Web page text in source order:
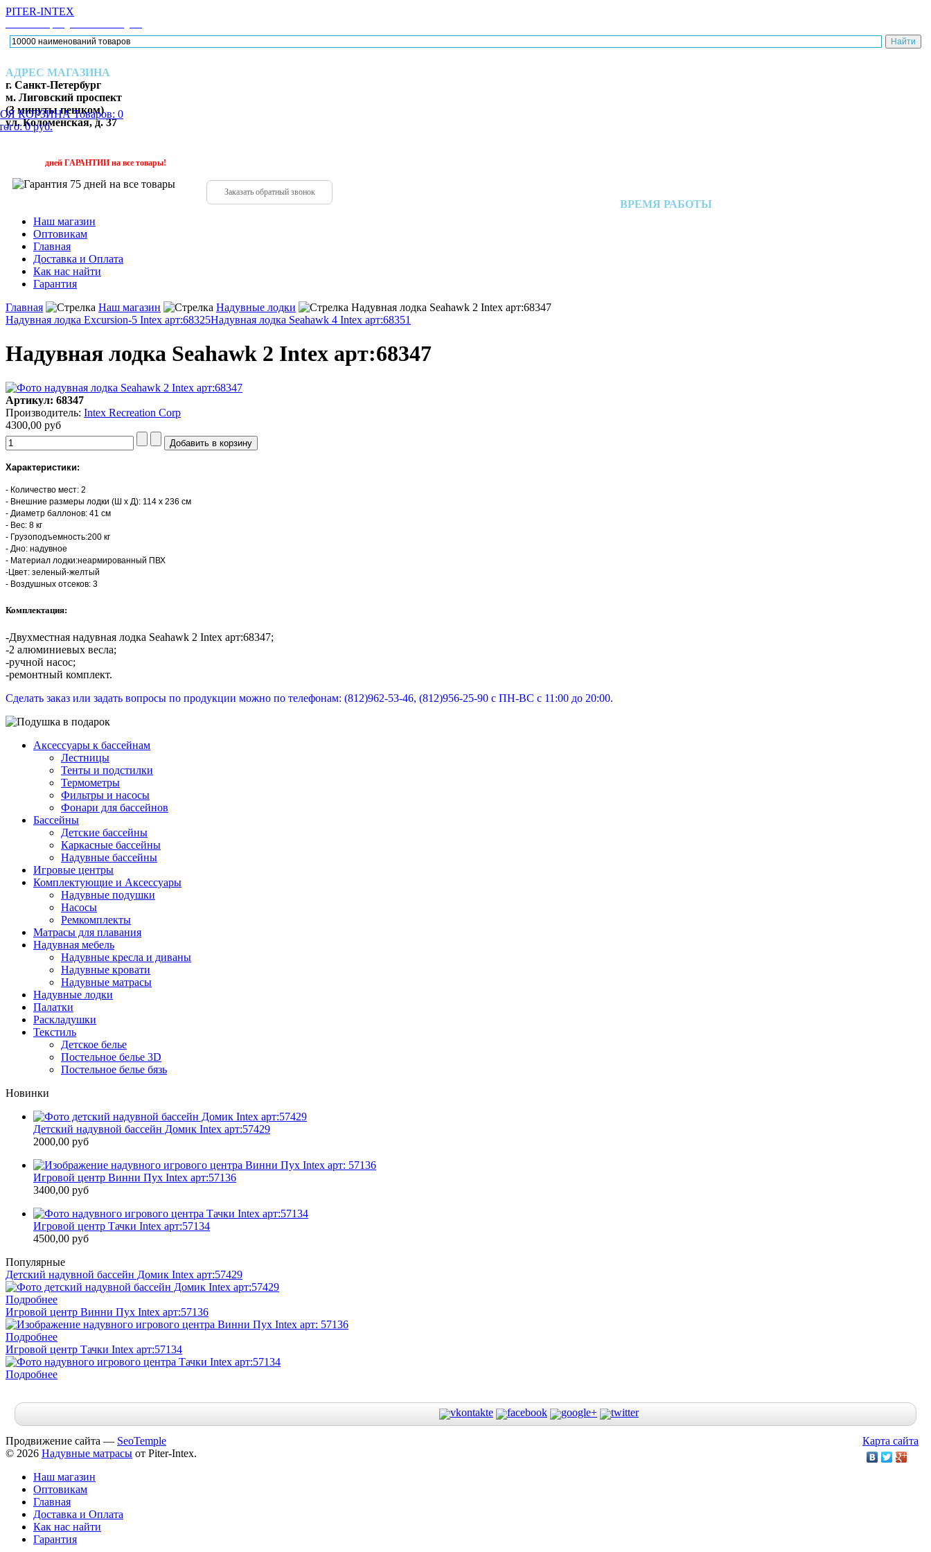
PITER-INTEX
АДРЕС МАГАЗИНА
г. Санкт-Петербург
м. Лиговский проспект
(3 минуты пешком)
ул. Коломенская, д. 37
Заказать обратный звонок
ВРЕМЯ РАБОТЫ
КОРЗИНА Товаров: 0
0 руб.
дней ГАРАНТИИ на все товары!
Наш магазин
Оптовикам
Главная
Доставка и Оплата
Как нас найти
Гарантия
Главная
Наш магазин Надувные лодки
Надувная лодка Seahawk 2 Intex арт:68347
Надувная лодка Excursion-5 Intex арт:68325Надувная лодка Seahawk 4 Intex арт:68351
Надувная лодка Seahawk 2 Intex арт:68347
Артикул: 68347
Производитель: Intex Recreation Corp
4300,00 руб
Характеристики:
- Количество мест: 2
- Внешние размеры лодки (Ш х Д): 114 х 236 см
- Диаметр баллонов: 41 см
- Вес: 8 кг
- Грузоподъемность:200 кг
- Дно: надувное
- Материал лодки:неармированный ПВХ
-Цвет: зеленый-желтый
- Воздушных отсеков: 3
Комплектация:
-Двухместная надувная лодка Seahawk 2 Intex арт:68347;
-2 алюминиевых весла;
-ручной насос;
-ремонтный комплект.
Сделать заказ или задать вопросы по продукции можно по телефонам: (812)962-53-46, (812)956-25-90 с ПН-ВС с 11:00 до 20:00.
Аксессуары к бассейнам
Лестницы
Тенты и подстилки
Термометры
Фильтры и насосы
Фонари для бассейнов
Бассейны
Детские бассейны
Каркасные бассейны
Надувные бассейны
Игровые центры
Комплектующие и Аксессуары
Надувные подушки
Насосы
Ремкомплекты
Матрасы для плавания
Надувная мебель
Надувные кресла и диваны
Надувные кровати
Надувные матрасы
Надувные лодки
Палатки
Раскладушки
Текстиль
Детское белье
Постельное белье 3D
Постельное белье бязь
Новинки
Детский надувной бассейн Домик Intex арт:57429
2000,00 руб
Игровой центр Винни Пух Intex арт:57136
3400,00 руб
Игровой центр Тачки Intex арт:57134
4500,00 руб
Популярные
Детский надувной бассейн Домик Intex арт:57429
Подробнее
Игровой центр Винни Пух Intex арт:57136
Подробнее
Игровой центр Тачки Intex арт:57134
Подробнее
Продвижение сайта — SeoTemple
Карта сайта
© 2026 Надувные матрасы от Piter-Intex.
Наш магазин
Оптовикам
Главная
Доставка и Оплата
Как нас найти
Гарантия